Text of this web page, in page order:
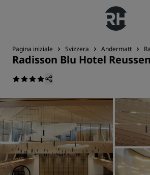
Pagina iniziale Svizzera Andermatt
Radisson Blu Hotel